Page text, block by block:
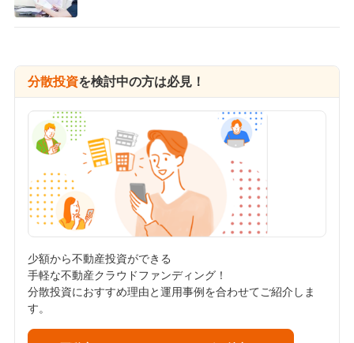
分散投資を検討中の方は必見！
少額から不動産投資ができる
手軽な不動産クラウドファンディング！
分散投資におすすめ理由と運用事例を合わせてご紹介しま
す。